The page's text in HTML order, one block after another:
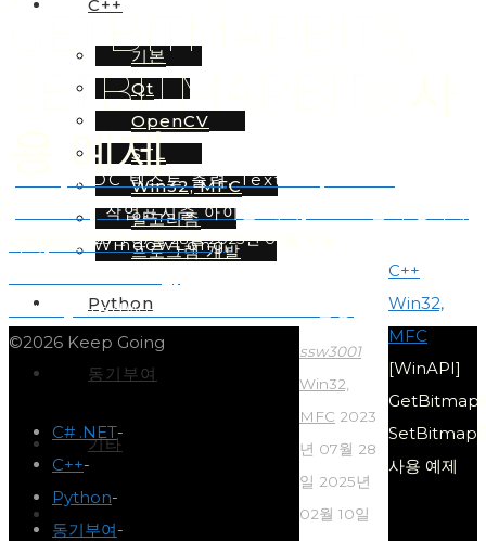
C++
기본
Qt
OpenCV
STL
Win32, MFC
알고리즘
프로그램 개발
Python
동기부여
기타
GETBITMAPBITS,
SETBITMAPBITS 사
용 예제
2023년 07월 28일2025년 02월 10일
Home
C++
Win32,
MFC
[WinAPI]
사용 예제
[MFC] HDC 텍스트 출력, TextOut, CFont
[WinAPI] 작업표시줄 아이콘 제거, 프로그램 투명하게
하기, GetWindowLong,
SetLayeredWindowAttributes 활용
ssw3001
Win32,
MFC 2023
년 07월 28
일 2025년
02월 10일
©2026 Keep Going
C# .NET-
C++-
Python-
동기부여-